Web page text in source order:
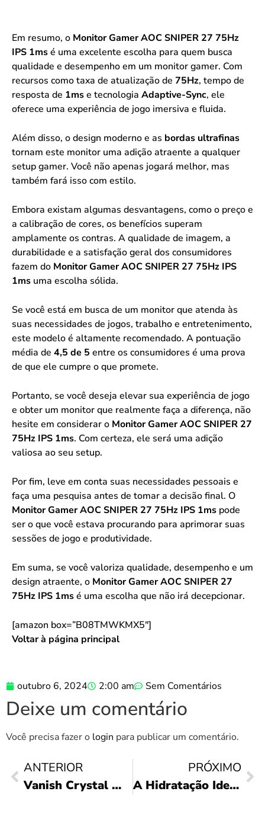
Em resumo, o Monitor Gamer AOC SNIPER 27 75Hz
IPS 1msé uma excelente escolha para quem busca
qualidade e desempenho em um monitor gamer. Com
recursos como taxa de atualização de 75Hz, tempo de
resposta de 1mse tecnologia Adaptive-Sync, ele
oferece uma experiência de jogo imersiva e fluida.
Além disso, o design moderno e as bordas ultrafinas
tornam este monitor uma adição atraente a qualquer
setup gamer. Você não apenas jogará melhor, mas
também fará isso com estilo.
Embora existam algumas desvantagens, como o preço e
a calibração de cores, os benefícios superam
amplamente os contras. A qualidade de imagem, a
durabilidade e a satisfação geral dos consumidores
fazem do Monitor Gamer AOC SNIPER 27 75Hz IPS
1ms uma escolha sólida.
Se você está em busca de um monitor que atenda às
suas necessidades de jogos, trabalho e entretenimento,
este modelo é altamente recomendado. A pontuação
média de 4,5 de 5 entre os consumidores é uma prova
de que ele cumpre o que promete.
Portanto, se você deseja elevar sua experiência de jogo
e obter um monitor que realmente faça a diferença, não
hesite em considerar o Monitor Gamer AOC SNIPER 27
75Hz IPS 1ms. Com certeza, ele será uma adição
valiosa ao seu setup.
Por fim, leve em conta suas necessidades pessoais e
faça uma pesquisa antes de tomar a decisão final. O
Monitor Gamer AOC SNIPER 27 75Hz IPS 1ms pode
ser o que você estava procurando para aprimorar suas
sessões de jogo e produtividade.
Em suma, se você valoriza qualidade, desempenho e um
design atraente, o Monitor Gamer AOC SNIPER 27
75Hz IPS 1msé uma escolha que não irá decepcionar.
[amazon box=”B08TMWKMX5″]
Voltar à página principal
outubro 6, 2024 2:00 am Sem Comentários
Deixe um comentário
Você precisa fazer o login para publicar um comentário.
ANTERIOR
Vanish Crystal White: O Segredo das Roupas Brancas
PRÓXIMO
A Hidratação Ideal: Review da Loção Cetaphil